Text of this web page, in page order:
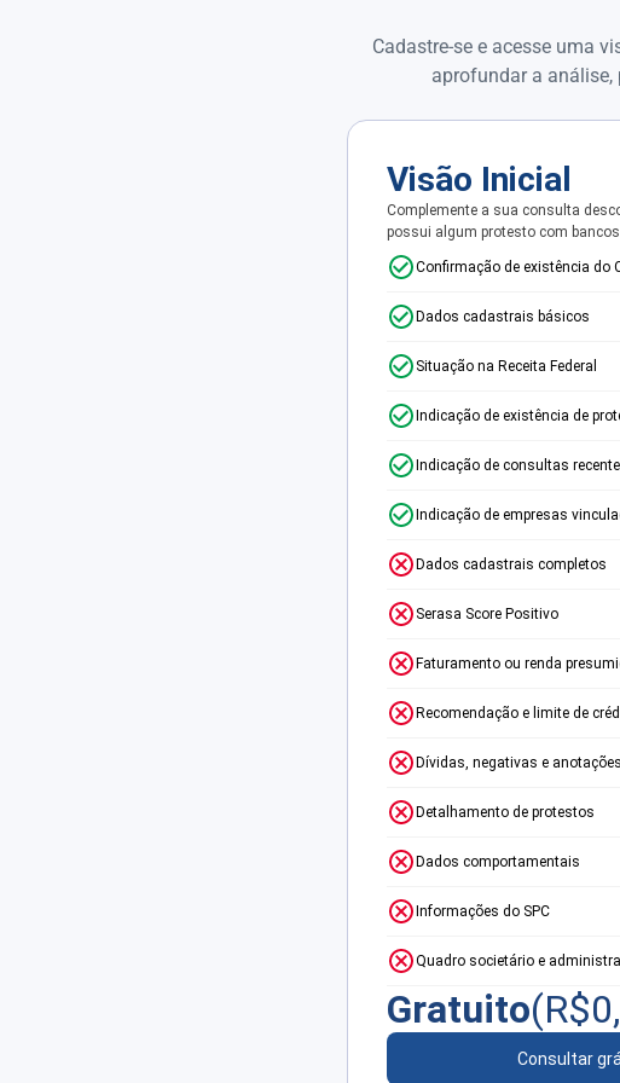
Cadastre-se e acesse uma
aprofundar a
Visão Inicial
Complemente a sua consulta
possui algum protesto com
Confirmação de existência do
Dados cadastrais básicos
Situação na Receita Federal
Indicação de existência de
Indicação de consultas
Indicação de empresas
Dados cadastrais completos
Serasa Score Positivo
Faturamento ou renda
Recomendação e limite de
Dívidas, negativas e anotações
Detalhamento de protestos
Dados comportamentais
Informações do SPC
Quadro societário e
Gratuito(R$
Consultar